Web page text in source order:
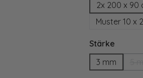
2x 200 x 90
Muster 10 x
Stärke
3 mm